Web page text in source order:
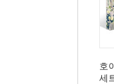
호
세